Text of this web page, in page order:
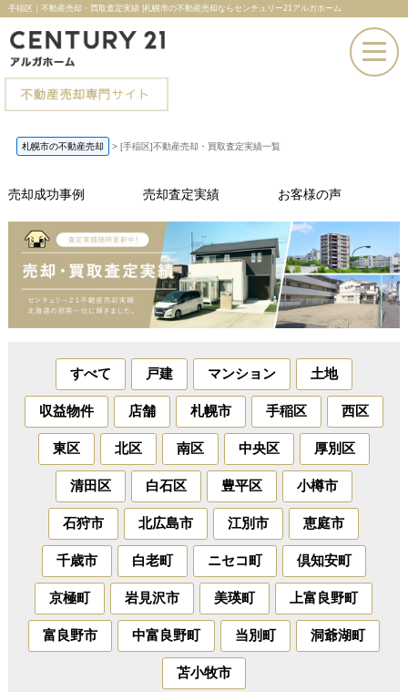
手稲区｜不動産売却・買取査定実績 |札幌市の不動産売却ならセンチュリー21アルガホーム
その場で売却査定
早く
売りたい
高く
売りたい
秘密に
売りたい
売った後も
住み続けたい
スタッフ紹介 会社概要
来店予約 お問い合わせ
札幌市の不動産売却 > [手稲区]不動産売却・買取査定実績一覧
売却成功事例 売却査定実績 お客様の声
すべて 戸建 マンション 土地
収益物件 店舗 札幌市 手稲区 西区
東区 北区 南区 中央区 厚別区
清田区 白石区 豊平区 小樽市
石狩市 北広島市 江別市 恵庭市
千歳市 白老町 ニセコ町 倶知安町
京極町 岩見沢市 美瑛町 上富良野町
富良野市 中富良野町 当別町 洞爺湖町
苫小牧市